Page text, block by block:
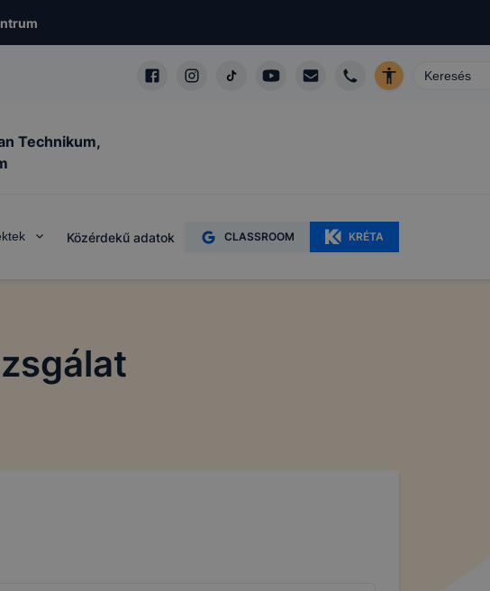
Technikum,
Közérdekű adatok CLASSROOM KRÉTA